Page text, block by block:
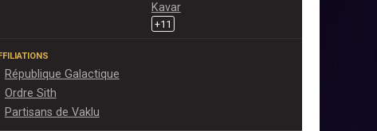
Kavar
+11
République Galactique
Ordre Sith
Partisans de Vaklu